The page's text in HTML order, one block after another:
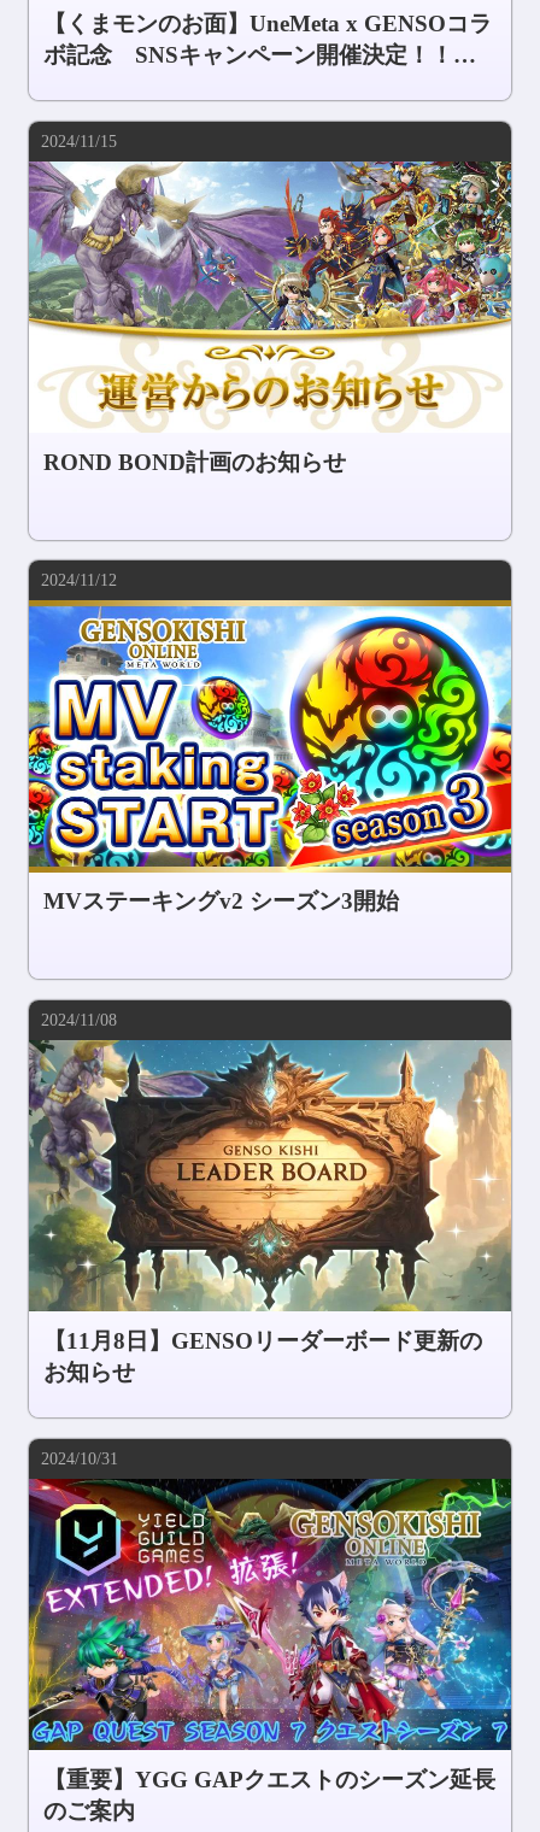
【くまモンのお面】UneMeta x GENSOコラ
ボ記念 SNSキャンペーン開催決定！！！
追記＞
2024/11/15
ROND BOND計画のお知らせ
2024/11/12
MVステーキングv2 シーズン3開始
2024/11/08
【11月8日】GENSOリーダーボード更新の
お知らせ
2024/10/31
【重要】YGG GAPクエストのシーズン延長
のご案内